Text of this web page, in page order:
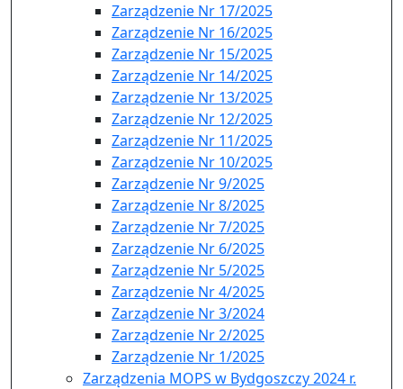
Zarządzenie Nr 17/2025
Zarządzenie Nr 16/2025
Zarządzenie Nr 15/2025
Zarządzenie Nr 14/2025
Zarządzenie Nr 13/2025
Zarządzenie Nr 12/2025
Zarządzenie Nr 11/2025
Zarządzenie Nr 10/2025
Zarządzenie Nr 9/2025
Zarządzenie Nr 8/2025
Zarządzenie Nr 7/2025
Zarządzenie Nr 6/2025
Zarządzenie Nr 5/2025
Zarządzenie Nr 4/2025
Zarządzenie Nr 3/2024
Zarządzenie Nr 2/2025
Zarządzenie Nr 1/2025
Zarządzenia MOPS w Bydgoszczy 2024 r.